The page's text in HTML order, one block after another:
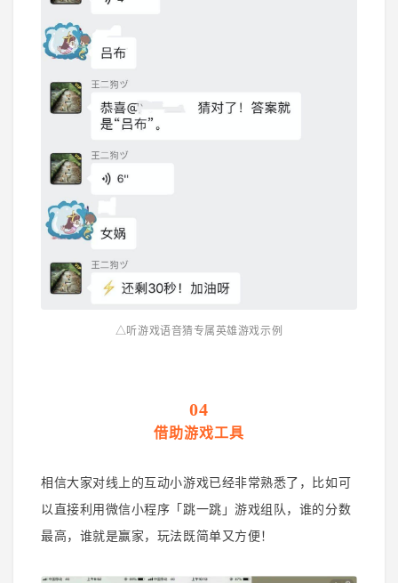
△听游戏语音猜专属英雄游戏示例
04
借助游戏工具
相信大家对线上的互动小游戏已经非常熟悉了，比如可
以直接利用微信小程序「跳一跳」游戏组队，谁的分数
最高，谁就是赢家，玩法既简单又方便！